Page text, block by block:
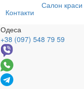
Контакти
Салон краси
Одеса
+38 (097) 548 79 59